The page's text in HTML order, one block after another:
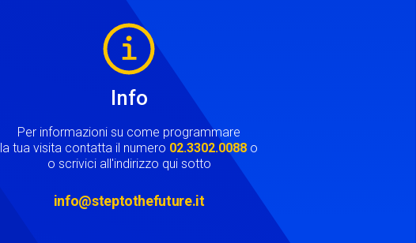
Info
Per informazioni su come programmare
la tua visita contatta il numero 02.3302.0088 o
o scrivici all'indirizzo qui sotto
info@steptothefuture.it